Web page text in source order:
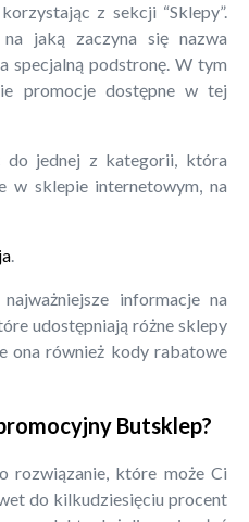
z sekcji “Sklepy”.
jaką zaczyna się nazwa
specjalną podstronę. W tym
promocje dostępne w tej
do jednej z kategorii, która
w sklepie internetowym, na
.
informacje na
udostępniają różne sklepy
ona również kody rabatowe
Butsklep?
rozwiązanie, które może Ci
do kilkudziesięciu procent